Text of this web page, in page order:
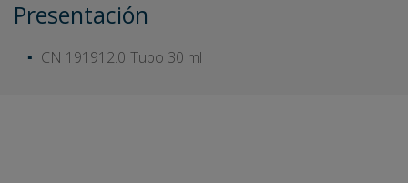
Presentación
CN 191912.0 Tubo 30 ml